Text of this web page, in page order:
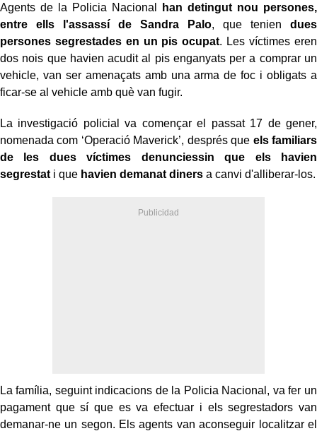
Agents de la Policia Nacional
han detingut nou persones,
entre ells l'assassí de Sandra Palo, que tenien dues
persones segrestades en un pis ocupat. Les víctimes eren
dos nois que havien acudit al pis enganyats per a comprar un
vehicle, van ser amenaçats amb una arma de foc i obligats a
ficar-se al vehicle amb què van fugir.
La investigació policial va començar el passat 17 de gener,
nomenada com ‘Operació Maverick’, després que els familiars
de les dues víctimes denunciessin que els havien
segrestat i que havien demanat diners a canvi d'alliberar-los.
La família, seguint indicacions de la Policia Nacional, va fer un
pagament que sí que es va efectuar i els segrestadors van
demanar-ne un segon. Els agents van aconseguir localitzar el